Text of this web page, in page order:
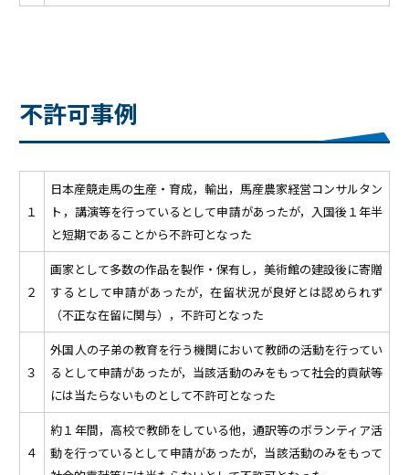
不許可事例
１
日本産競走馬の生産・育成，輸出，馬産農家経営コンサルタン
ト，講演等を行っているとして申請があったが，入国後１年半
と短期であることから不許可となった
２
画家として多数の作品を製作・保有し，美術館の建設後に寄贈
するとして申請があったが，在留状況が良好とは認められず
（不正な在留に関与），不許可となった
３
外国人の子弟の教育を行う機関において教師の活動を行ってい
るとして申請があったが，当該活動のみをもって社会的貢献等
には当たらないものとして不許可となった
４
約１年間，高校で教師をしている他，通訳等のボランティア活
動を行っているとして申請があったが，当該活動のみをもって